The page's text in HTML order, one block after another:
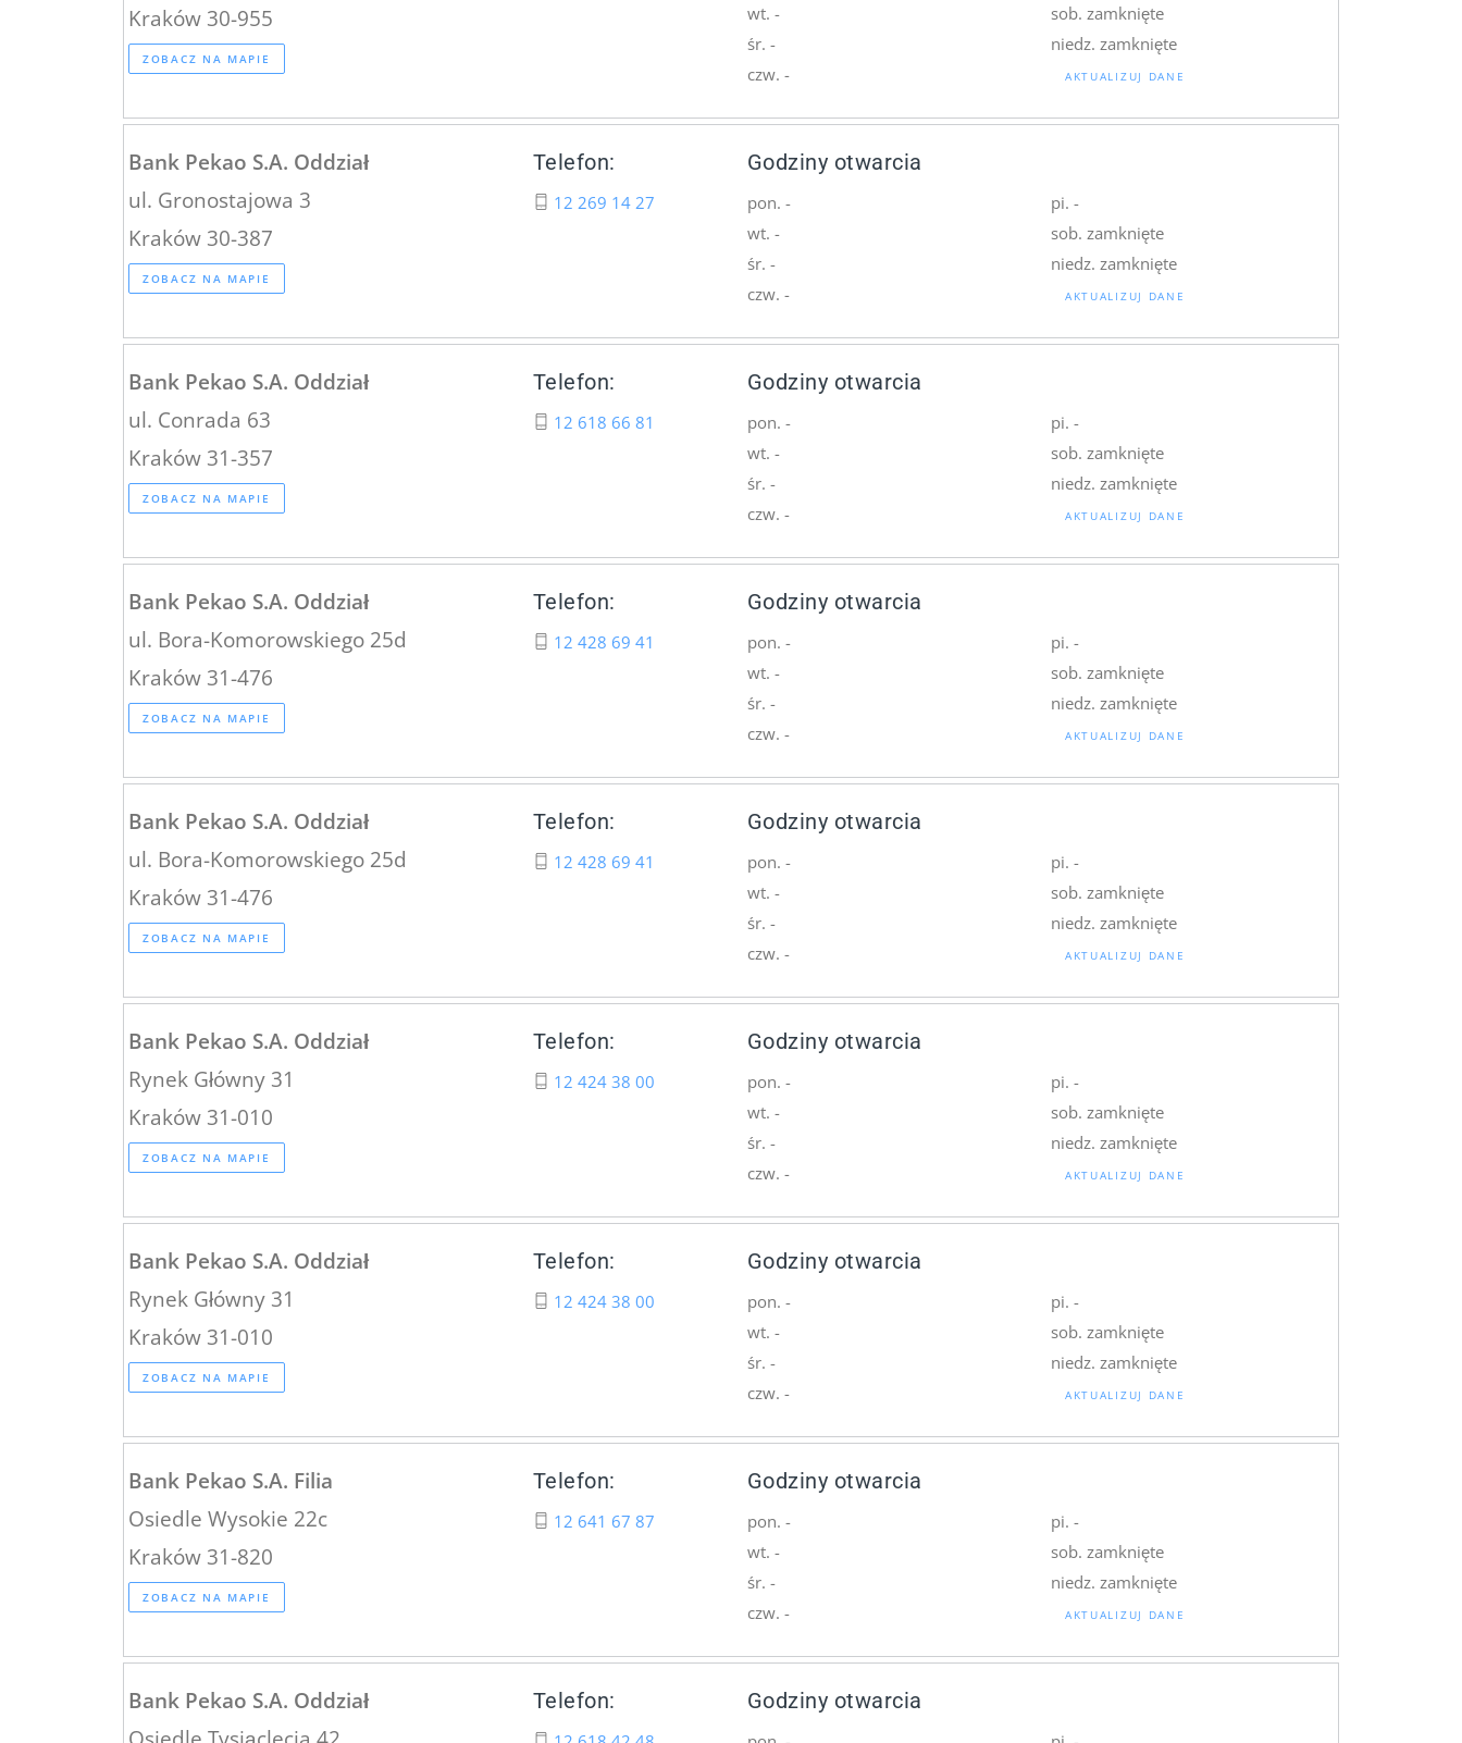
Kraków 30-955
ZOBACZ NA MAPIE
wt. -
śr. -
czw. -
sob. zamknięte
niedz. zamknięte
AKTUALIZUJ DANE
Bank Pekao S.A. Oddział
ul. Gronostajowa 3
Kraków 30-387
ZOBACZ NA MAPIE
Telefon:
12 269 14 27
Godziny otwarcia
pon. -
wt. -
śr. -
czw. -
pi. -
sob. zamknięte
niedz. zamknięte
AKTUALIZUJ DANE
Bank Pekao S.A. Oddział
ul. Conrada 63
Kraków 31-357
ZOBACZ NA MAPIE
Telefon:
12 618 66 81
Godziny otwarcia
pon. -
wt. -
śr. -
czw. -
pi. -
sob. zamknięte
niedz. zamknięte
AKTUALIZUJ DANE
Bank Pekao S.A. Oddział
ul. Bora-Komorowskiego 25d
Kraków 31-476
ZOBACZ NA MAPIE
Telefon:
12 428 69 41
Godziny otwarcia
pon. -
wt. -
śr. -
czw. -
pi. -
sob. zamknięte
niedz. zamknięte
AKTUALIZUJ DANE
Bank Pekao S.A. Oddział
ul. Bora-Komorowskiego 25d
Kraków 31-476
ZOBACZ NA MAPIE
Telefon:
12 428 69 41
Godziny otwarcia
pon. -
wt. -
śr. -
czw. -
pi. -
sob. zamknięte
niedz. zamknięte
AKTUALIZUJ DANE
Bank Pekao S.A. Oddział
Rynek Główny 31
Kraków 31-010
ZOBACZ NA MAPIE
Telefon:
12 424 38 00
Godziny otwarcia
pon. -
wt. -
śr. -
czw. -
pi. -
sob. zamknięte
niedz. zamknięte
AKTUALIZUJ DANE
Bank Pekao S.A. Oddział
Rynek Główny 31
Kraków 31-010
ZOBACZ NA MAPIE
Telefon:
12 424 38 00
Godziny otwarcia
pon. -
wt. -
śr. -
czw. -
pi. -
sob. zamknięte
niedz. zamknięte
AKTUALIZUJ DANE
Bank Pekao S.A. Filia
Osiedle Wysokie 22c
Kraków 31-820
ZOBACZ NA MAPIE
Telefon:
12 641 67 87
Godziny otwarcia
pon. -
wt. -
śr. -
czw. -
pi. -
sob. zamknięte
niedz. zamknięte
AKTUALIZUJ DANE
Bank Pekao S.A. Oddział
Telefon: Godziny otwarcia